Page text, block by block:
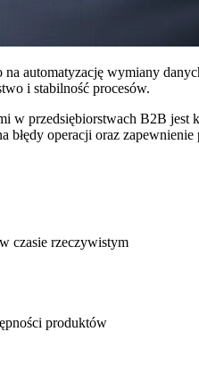
automatyzację wymiany
i stabilność procesów.
przedsiębiorstwach B2B jest
operacji oraz
czasie rzeczywistym
produktów